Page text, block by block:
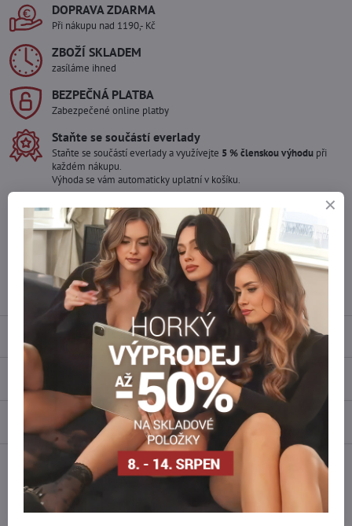
DOPRAVA ZDARMA
Při nákupu nad 1190,- Kč
ZBOŽÍ SKLADEM
zasíláme ihned
BEZPEČNÁ PLATBA
Zabezpečené online platby
Staňte se součástí everlady
Staňte se součástí everlady a využívejte 5 % členskou výhodu při
každém nákupu.
Výhoda se vám automaticky uplatní v košíku.
Máte zájem o více kusů ?
Kontaktujte nás na mail, zboží pro Vás doskladníme!
info​@everlady​.eu
Recenze
Diskuse 0
FacebookTwitterBlueskyPinterestReddit LinkedIn WhatsApp
Alternativní produkty